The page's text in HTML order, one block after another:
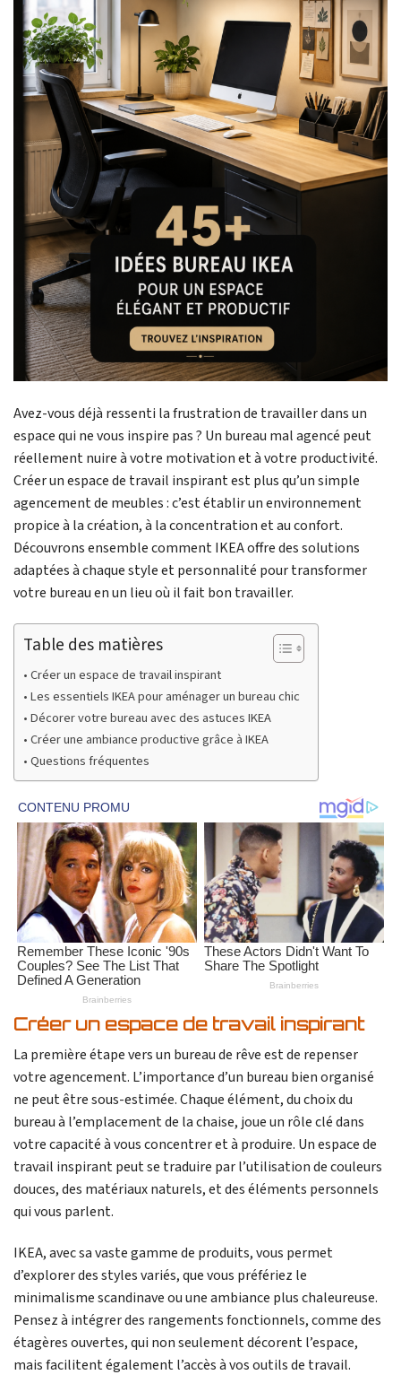
Avez-vous déjà ressenti la frustration de travailler dans un
espace qui ne vous inspire pas ? Un bureau mal agencé peut
réellement nuire à votre motivation et à votre productivité.
Créer un espace de travail inspirant est plus qu’un simple
agencement de meubles : c’est établir un environnement
propice à la création, à la concentration et au confort.
Découvrons ensemble comment IKEA offre des solutions
adaptées à chaque style et personnalité pour transformer
votre bureau en un lieu où il fait bon travailler.
Table des matières
Créer un espace de travail inspirant
Les essentiels IKEA pour aménager un bureau chic
Décorer votre bureau avec des astuces IKEA
Créer une ambiance productive grâce à IKEA
Questions fréquentes
Créer un espace de travail inspirant
La première étape vers un bureau de rêve est de repenser
votre agencement. L’importance d’un bureau bien organisé
ne peut être sous-estimée. Chaque élément, du choix du
bureau à l’emplacement de la chaise, joue un rôle clé dans
votre capacité à vous concentrer et à produire. Un espace de
travail inspirant peut se traduire par l’utilisation de couleurs
douces, des matériaux naturels, et des éléments personnels
qui vous parlent.
IKEA, avec sa vaste gamme de produits, vous permet
d’explorer des styles variés, que vous préfériez le
minimalisme scandinave ou une ambiance plus chaleureuse.
Pensez à intégrer des rangements fonctionnels, comme des
étagères ouvertes, qui non seulement décorent l’espace,
mais facilitent également l’accès à vos outils de travail.